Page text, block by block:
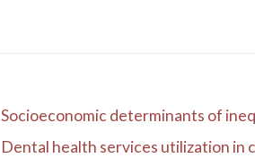
Socioeconomic determinants of
Dental health services utilization in